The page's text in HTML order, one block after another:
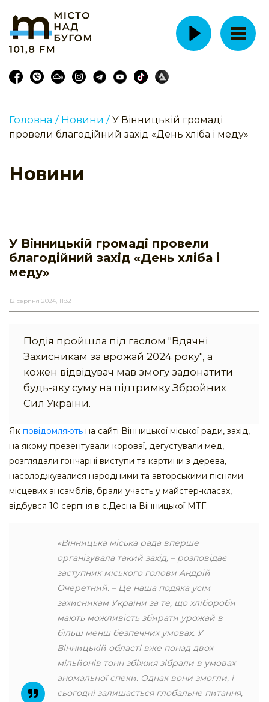
Головна / Новини / У Вінницькій громаді
провели благодійний захід «День хліба і меду»
Новини
У Вінницькій громаді провели
благодійний захід «День хліба і
меду»
12 серпня 2024, 11:32
Подія пройшла під гаслом "Вдячні
Захисникам за врожай 2024 року", а
кожен відвідувач мав змогу задонатити
будь-яку суму на підтримку Збройних
Сил України.
Як повідомляють на сайті Вінницької міської ради, захід,
на якому презентували короваї, дегустували мед,
розглядали гончарні виступи та картини з дерева,
насолоджувалися народними та авторськими піснями
місцевих ансамблів, брали участь у майстер-класах,
відбувся 10 серпня в с.Десна Вінницької МТГ.
«Вінницька міська рада вперше
організувала такий захід, – розповідає
заступник міського голови Андрій
Очеретний. – Це наша подяка усім
захисникам України за те, що хлібороби
мають можливість збирати урожай в
більш менш безпечних умовах. У
Вінницькій області вже понад двох
мільйонів тонн збіжжя зібрали в умовах
аномальної спеки. Однак вони змогли, і
сьогодні залишається глобальне питання,